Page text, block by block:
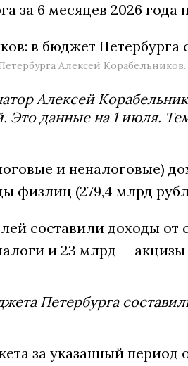
за 6 месяцев 2026 года
Алексей
Алексей
Это данные на 1 июля.
и неналоговые)
физлиц (279,4 млрд
составили доходы
и 23 млрд — акцизы
Петербурга
за указанный период